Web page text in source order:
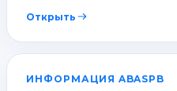
Открыть
ИНФОРМАЦИЯ ABASPB